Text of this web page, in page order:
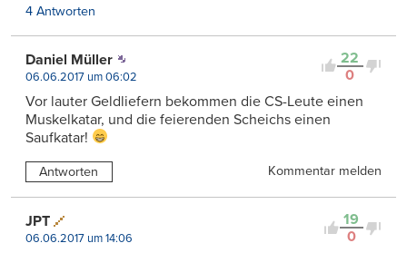
4 Antworten
22
0
Daniel Müller
06.06.2017 um 06:02
Vor lauter Geldliefern bekommen die CS-Leute einen
Muskelkatar, und die feierenden Scheichs einen
Saufkatar!
Antworten Kommentar melden
19
0
JPT
06.06.2017 um 14:06